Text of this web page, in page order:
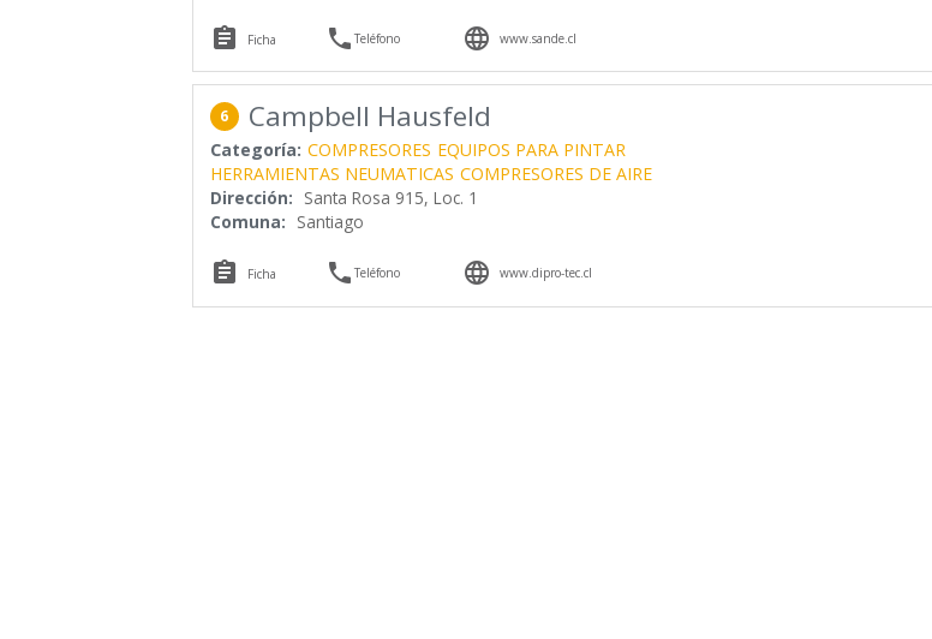
 Ficha Teléfono  www.sande.cl
6 Campbell Hausfeld
Categoría: COMPRESORES EQUIPOS PARA PINTAR
HERRAMIENTAS NEUMATICAS COMPRESORES DE AIRE
Dirección: Santa Rosa 915, Loc. 1
Comuna: Santiago
 Ficha Teléfono  www.dipro-tec.cl